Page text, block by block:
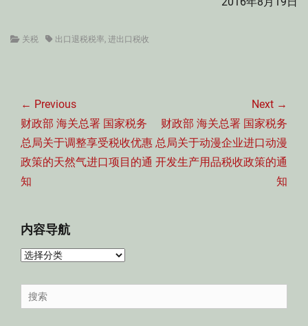
Categories
关税 Tags出口退税税率, 进出口税收
章
导
航
← Previous
Previous
post:
财政部 海关总署 国家税务
总局关于调整享受税收优惠
政策的天然气进口项目的通
知
Next →
Next
post:
财政部 海关总署 国家税务
总局关于动漫企业进口动漫
开发生产用品税收政策的通
知
内容导航
内
导
航
Search
for: